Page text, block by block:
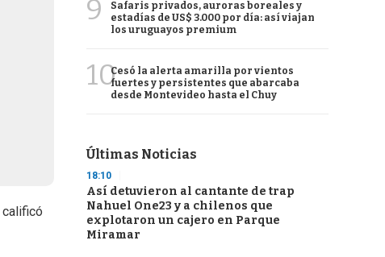
9
Safaris privados, auroras boreales y
estadías de US$ 3.000 por día: así viajan
los uruguayos premium
10Cesó la alerta amarilla por vientos
fuertes y persistentes que abarcaba
desde Montevideo hasta el Chuy
Últimas Noticias
18:10
Así detuvieron al cantante de trap
Nahuel One23 y a chilenos que
explotaron un cajero en Parque
Miramar